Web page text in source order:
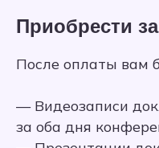
Приобрести
После оплаты вам
— Видеозаписи
за оба дня